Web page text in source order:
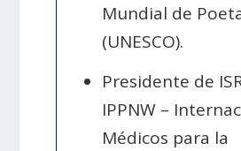
Mundial de
(UNESCO).
Presidente de
IPPNW –
Médicos para la